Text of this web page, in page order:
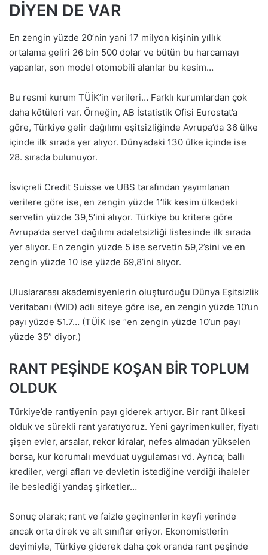
DİYEN DE VAR
En zengin yüzde 20’nin yani 17 milyon kişinin yıllık
ortalama geliri 26 bin 500 dolar ve bütün bu harcamayı
yapanlar, son model otomobili alanlar bu kesim…
Bu resmi kurum TÜİK’in verileri… Farklı kurumlardan çok
daha kötüleri var. Örneğin, AB İstatistik Ofisi Eurostat’a
göre, Türkiye gelir dağılımı eşitsizliğinde Avrupa’da 36 ülke
içinde ilk sırada yer alıyor. Dünyadaki 130 ülke içinde ise
28. sırada bulunuyor.
İsviçreli Credit Suisse ve UBS tarafından yayımlanan
verilere göre ise, en zengin yüzde 1’lik kesim ülkedeki
servetin yüzde 39,5’ini alıyor. Türkiye bu kritere göre
Avrupa’da servet dağılımı adaletsizliği listesinde ilk sırada
yer alıyor. En zengin yüzde 5 ise servetin 59,2’sini ve en
zengin yüzde 10 ise yüzde 69,8’ini alıyor.
Uluslararası akademisyenlerin oluşturduğu Dünya Eşitsizlik
Veritabanı (WID) adlı siteye göre ise, en zengin yüzde 10’un
payı yüzde 51.7… (TÜİK ise “en zengin yüzde 10’un payı
yüzde 35” diyor.)
RANT PEŞİNDE KOŞAN BİR TOPLUM
OLDUK
Türkiye’de rantiyenin payı giderek artıyor. Bir rant ülkesi
olduk ve sürekli rant yaratıyoruz. Yeni gayrimenkuller, fiyatı
şişen evler, arsalar, rekor kiralar, nefes almadan yükselen
borsa, kur korumalı mevduat uygulaması vd. Ayrıca; ballı
krediler, vergi afları ve devletin istediğine verdiği ihaleler
ile beslediği yandaş şirketler…
Sonuç olarak; rant ve faizle geçinenlerin keyfi yerinde
ancak orta direk ve alt sınıflar eriyor. Ekonomistlerin
deyimiyle, Türkiye giderek daha çok oranda rant peşinde